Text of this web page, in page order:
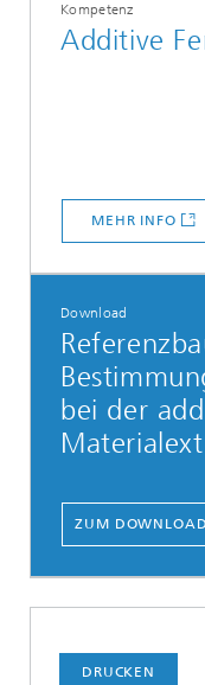
Kompetenz
Additive
MEHR INFO
Download
bei der
ZUM DOWNLOAD
DRUCKEN